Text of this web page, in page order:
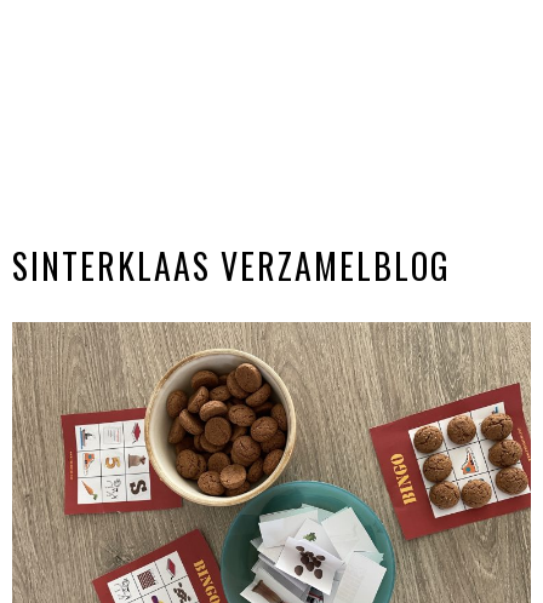
SINTERKLAAS VERZAMELBLOG